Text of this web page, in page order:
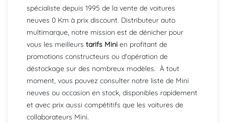
spécialiste depuis 1995 de la vente de voitures
neuves 0 Km à prix discount. Distributeur auto
multimarque, notre mission est de dénicher pour
vous les meilleurs tarifs Mini en profitant de
promotions constructeurs ou d'opération de
déstockage sur des nombreux modèles. À tout
moment, vous pouvez consulter notre liste de Mini
neuves ou occasion en stock, disponibles rapidement
et avec prix aussi compétitifs que les voitures de
collaborateurs Mini.